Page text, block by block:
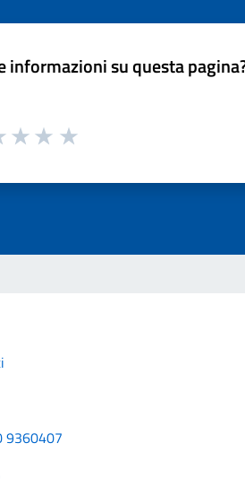
informazioni su questa
9360407